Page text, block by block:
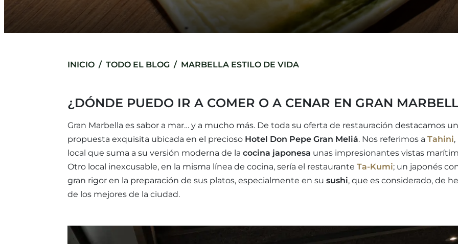
INICIO TODO EL BLOG MARBELLA ESTILO DE VIDA
¿DÓNDE PUEDO IR A COMER O A CENAR EN GRAN
Gran Marbella es sabor a mar… y a mucho más. De toda su oferta de restauración destacamos
propuesta exquisita ubicada en el precioso Hotel Don Pepe Gran Meliá. Nos referimos a Tahini
local que suma a su versión moderna de la cocina japonesa unas impresionantes vistas
Otro local inexcusable, en la misma línea de cocina, sería el restaurante Ta-Kumi; un japonés
gran rigor en la preparación de sus platos, especialmente en su sushi, que es considerado, de
de los mejores de la ciudad.